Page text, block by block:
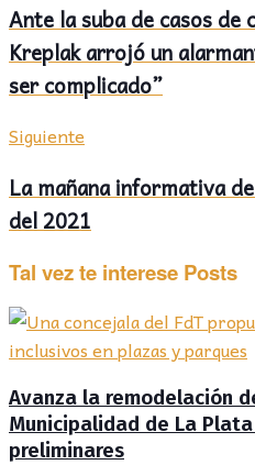
Ante la suba de casos
Kreplak arrojó un
ser complicado”
Siguiente
La mañana informativa
del 2021
Tal vez te interese Posts
Avanza la remodelación
Municipalidad de La
preliminares